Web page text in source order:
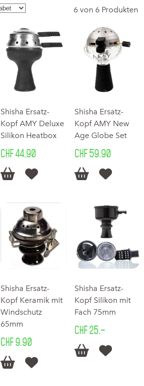
6 von 6 Produkten
Shisha Ersatz-
Kopf AMY Deluxe
Silikon Heatbox
CHF 44.90
 
Shisha Ersatz-
Kopf AMY New
Age Globe Set
CHF 59.90
 
Shisha Ersatz-
Kopf Keramik mit
Windschutz
65mm
CHF 9.90
 
Shisha Ersatz-
Kopf Silikon mit
Fach 75mm
CHF 25.–
 